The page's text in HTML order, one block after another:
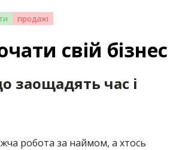
продажі
свій бізнес
заощадять час і
робота за наймом, а хтось